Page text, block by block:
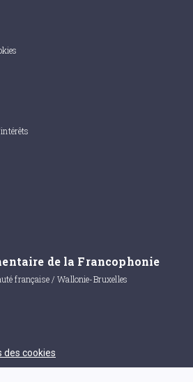
de la Francophonie
française / Wallonie-Bruxelles
des cookies